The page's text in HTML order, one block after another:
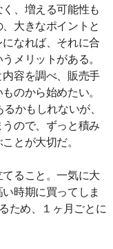
、増える可能性も
大きなポイントと
なれば、それに合
メリットがある。
容を調べ、販売手
のから始めたい。
かもしれないが、
ので、ずっと積み
とが大切だ。
ること。一気に大
時期に買ってしま
ため、１ヶ月ごとに